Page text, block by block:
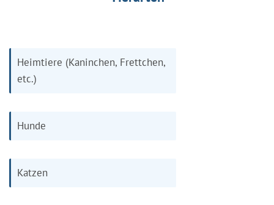
Heimtiere (Kaninchen, Frettchen,
etc.)
Hunde
Katzen